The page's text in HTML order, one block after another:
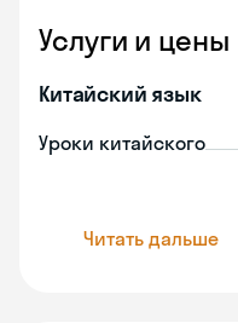
Услуги и цены
Китайский язык
Уроки китайского
Читать дальше